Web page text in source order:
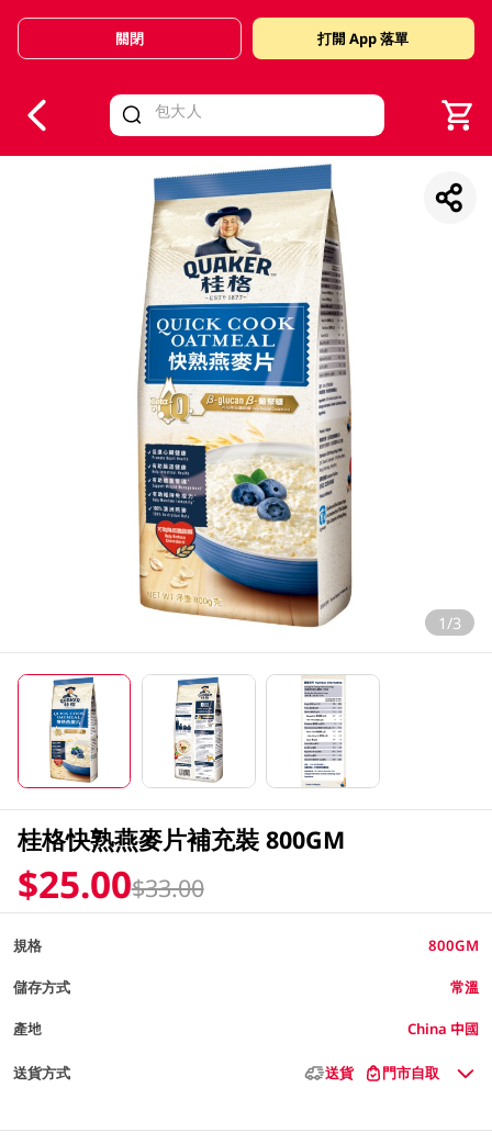
Valid Until 30 June 2026
關閉 打開 App 落單
1/3
桂格快熟燕麥片補充裝 800GM
$25.00$33.00
規格 800GM
儲存方式 常溫
產地 China 中國
送貨方式 送貨 門市自取